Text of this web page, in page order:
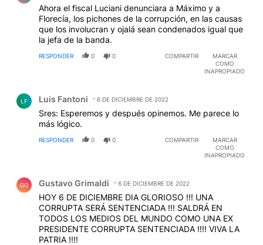
Ahora el fiscal Luciani denunciara a Máximo y a
Florecía, los pichones de la corrupción, en las causas
que los involucran y ojalá sean condenados igual que
la jefa de la banda.
RESPONDER 0 0 COMPARTIR
MARCAR
COMO
INAPROPIADO
LF Luis Fantoni 6 DE DICIEMBRE DE 2022
Sres: Esperemos y después opinemos. Me parece lo
más lógico.
RESPONDER 0 0 COMPARTIR
MARCAR
COMO
INAPROPIADO
GG Gustavo Grimaldi 6 DE DICIEMBRE DE 2022
HOY 6 DE DICIEMBRE DIA GLORIOSO !!! UNA
CORRUPTA SERÁ SENTENCIADA !!! SALDRÁ EN
TODOS LOS MEDIOS DEL MUNDO COMO UNA EX
PRESIDENTE CORRUPTA SENTENCIADA !!!! VIVA LA
PATRIA !!!!